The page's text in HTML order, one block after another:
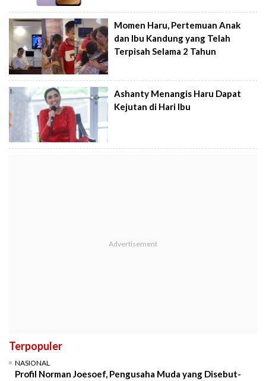
Momen Haru, Pertemuan Anak
dan Ibu Kandung yang Telah
Terpisah Selama 2 Tahun
Ashanty Menangis Haru Dapat
Kejutan di Hari Ibu
Terpopuler
NASIONAL
Profil Norman Joesoef, Pengusaha Muda yang Disebut-